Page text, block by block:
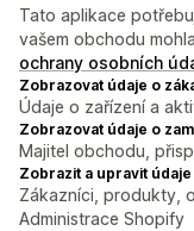
Tato aplikace
vašem obchodu
ochrany osobních
Zobrazovat údaje o
Údaje o zařízení a
Zobrazovat údaje o
Majitel obchodu,
Zobrazit a upravit
Zákazníci, produkty,
Administrace Shopify